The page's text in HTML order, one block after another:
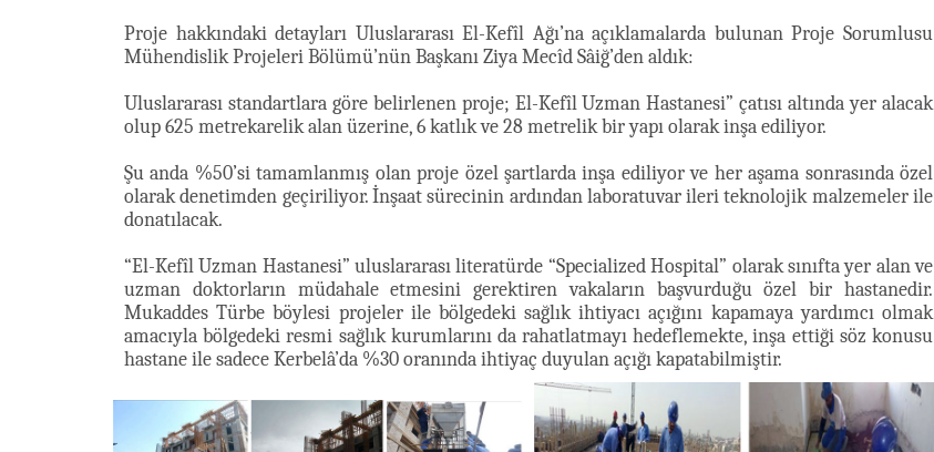
Proje hakkındaki detayları Uluslararası El-Kefîl Ağı’na açıklamalarda bulunan Proje Sorumlusu
Mühendislik Projeleri Bölümü’nün Başkanı Ziya Mecîd Sâiğ’den aldık:
Uluslararası standartlara göre belirlenen proje; El-Kefîl Uzman Hastanesi” çatısı altında yer alacak
olup 625 metrekarelik alan üzerine, 6 katlık ve 28 metrelik bir yapı olarak inşa ediliyor.
Şu anda %50’si tamamlanmış olan proje özel şartlarda inşa ediliyor ve her aşama sonrasında özel
olarak denetimden geçiriliyor. İnşaat sürecinin ardından laboratuvar ileri teknolojik malzemeler ile
donatılacak.
“El-Kefîl Uzman Hastanesi” uluslararası literatürde “Specialized Hospital” olarak sınıfta yer alan ve
uzman doktorların müdahale etmesini gerektiren vakaların başvurduğu özel bir hastanedir.
Mukaddes Türbe böylesi projeler ile bölgedeki sağlık ihtiyacı açığını kapamaya yardımcı olmak
amacıyla bölgedeki resmi sağlık kurumlarını da rahatlatmayı hedeflemekte, inşa ettiği söz konusu
hastane ile sadece Kerbelâ’da %30 oranında ihtiyaç duyulan açığı kapatabilmiştir.